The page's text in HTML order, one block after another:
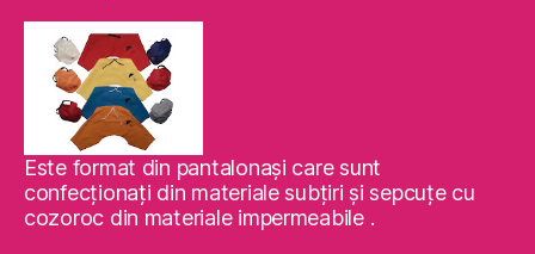
Este format din pantalonaşi care sunt
confecţionaţi din materiale subţiri şi sepcuţe cu
cozoroc din materiale impermeabile .